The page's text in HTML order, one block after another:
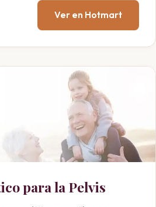
Ver en Hotmart
para la Pelvis